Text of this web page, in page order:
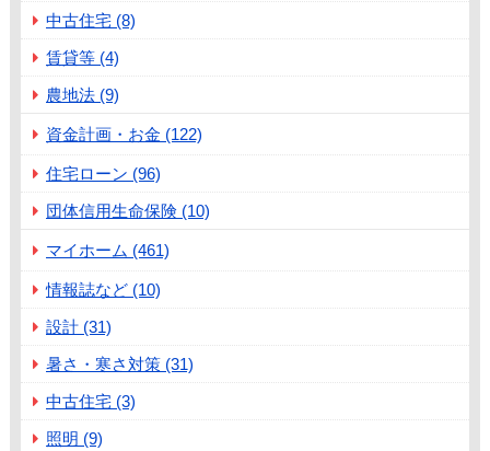
中古住宅 (8)
賃貸等 (4)
農地法 (9)
資金計画・お金 (122)
住宅ローン (96)
団体信用生命保険 (10)
マイホーム (461)
情報誌など (10)
設計 (31)
暑さ・寒さ対策 (31)
中古住宅 (3)
照明 (9)